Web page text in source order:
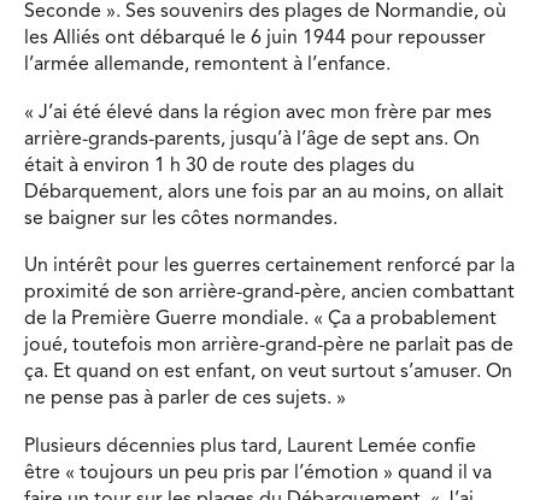
Seconde ». Ses souvenirs des plages de Normandie, où
les Alliés ont débarqué le 6 juin 1944 pour repousser
l’armée allemande, remontent à l’enfance.
« J’ai été élevé dans la région avec mon frère par mes
arrière-grands-parents, jusqu’à l’âge de sept ans. On
était à environ 1 h 30 de route des plages du
Débarquement, alors une fois par an au moins, on allait
se baigner sur les côtes normandes.
Un intérêt pour les guerres certainement renforcé par la
proximité de son arrière-grand-père, ancien combattant
de la Première Guerre mondiale. « Ça a probablement
joué, toutefois mon arrière-grand-père ne parlait pas de
ça. Et quand on est enfant, on veut surtout s’amuser. On
ne pense pas à parler de ces sujets. »
Plusieurs décennies plus tard, Laurent Lemée confie
être « toujours un peu pris par l’émotion » quand il va